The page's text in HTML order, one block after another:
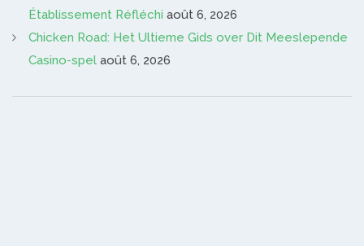
Établissement Réfléchi août 6, 2026
Chicken Road: Het Ultieme Gids over Dit Meeslepende
Casino-spel août 6, 2026